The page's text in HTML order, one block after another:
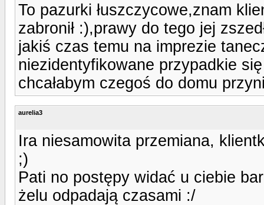
To pazurki łuszczycowe,znam
zabronił :),prawy do tego jej
jakiś czas temu na imprezie
niezidentyfikowane przypadkie
chcałabym czegoś do domu
aurelia3
Ira niesamowita przemiana,
;)
Pati no postępy widać u ciebie
żelu odpadają czasami :/